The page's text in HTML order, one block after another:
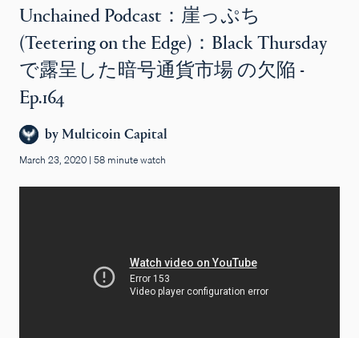
Unchained Podcast：崖っぷち
(Teetering on the Edge)：Black Thursday
で露呈した暗号通貨市場 の欠陥 -
Ep.164
byMulticoin Capital
March 23, 2020 | 58 minute watch